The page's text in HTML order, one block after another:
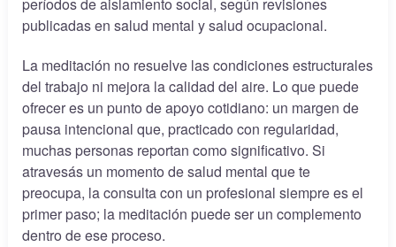
períodos de aislamiento social, según revisiones
publicadas en salud mental y salud ocupacional.
La meditación no resuelve las condiciones estructurales
del trabajo ni mejora la calidad del aire. Lo que puede
ofrecer es un punto de apoyo cotidiano: un margen de
pausa intencional que, practicado con regularidad,
muchas personas reportan como significativo. Si
atravesás un momento de salud mental que te
preocupa, la consulta con un profesional siempre es el
primer paso; la meditación puede ser un complemento
dentro de ese proceso.